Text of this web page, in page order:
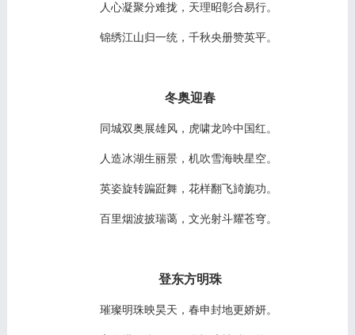
人心凝聚分难拢，天理昭彰合易行。
锦绣江山归一统，千秋央册赞英平。
冬奥迎春
同城双奥展雄风，虎啸龙吟中国红。
人造冰湖生丽景，机吹雪海映星空。
英姿旋转蹁跹舞，花样翻飞旑旎功。
百里烟波披瑞蔼，文光射斗耀苍穹。
登东方明珠
璀璨明珠映昊天，春申封地更娇妍。